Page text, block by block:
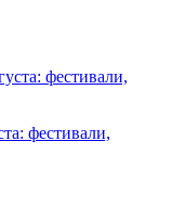
фестивали,